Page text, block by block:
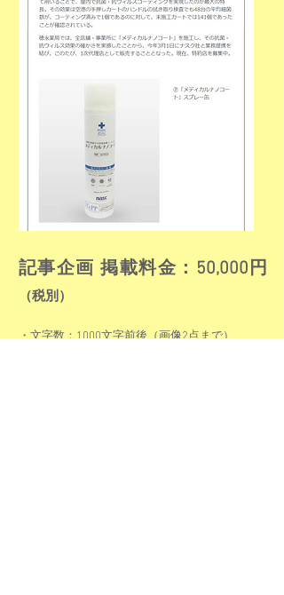
記事企画 掲載料金：50,000円
（税別）
・文字数：1000文字前後（画像2点まで）